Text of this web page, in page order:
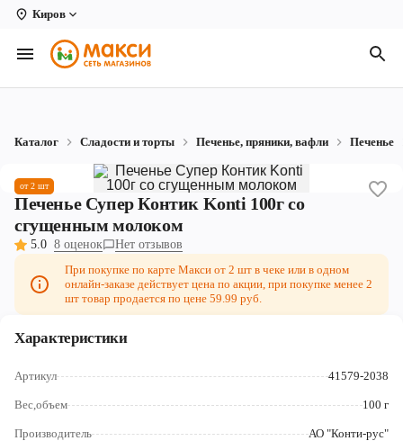
Киров
Вологда
Архангельск
Кирово-Чепецк
Коряжма
Новодвинск
Рыбинск
Северодвинск
Череповец
Каталог Сладости и торты Печенье, пряники, вафли Печенье
от 2 шт
Печенье Супер Контик Konti 100г со
сгущенным молоком
5.0 8 оценок
Нет отзывов
При покупке по карте Макси от 2 шт в чеке или в одном
онлайн-заказе действует цена по акции, при покупке менее 2
шт товар продается по цене 59.99 руб.
Характеристики
Артикул 41579-2038
Вес,объем 100 г
Производитель АО "Конти-рус"